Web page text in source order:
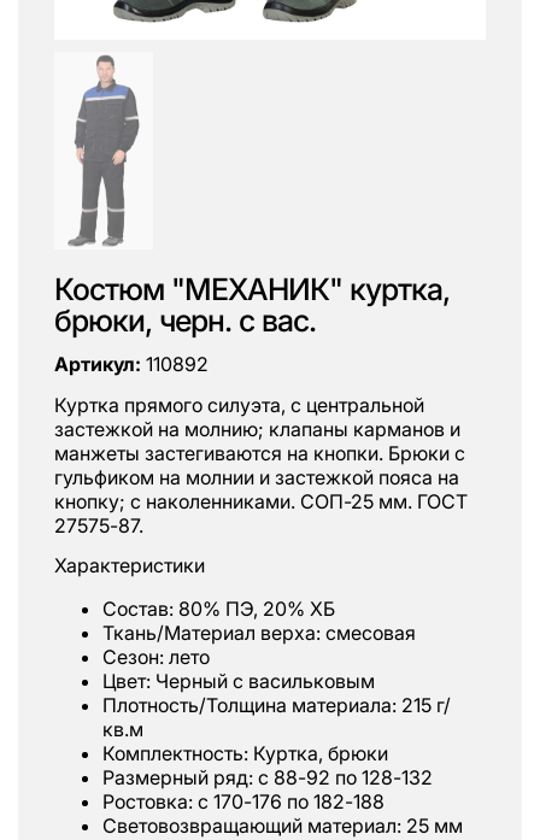
Костюм "МЕХАНИК" куртка,
брюки, черн. с вас.
Артикул: 110892
Куртка прямого силуэта, с центральной
застежкой на молнию; клапаны карманов и
манжеты застегиваются на кнопки. Брюки с
гульфиком на молнии и застежкой пояса на
кнопку; с наколенниками. СОП-25 мм. ГОСТ
27575-87.
Характеристики
Состав: 80% ПЭ, 20% ХБ
Ткань/Материал верха: смесовая
Сезон: лето
Цвет: Черный с васильковым
Плотность/Толщина материала: 215 г/
кв.м
Комплектность: Куртка, брюки
Размерный ряд: с 88-92 по 128-132
Ростовка: с 170-176 по 182-188
Световозвращающий материал: 25 мм